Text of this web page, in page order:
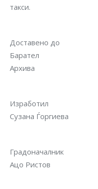
такси.
Доставено до
Барател
Архива
Изработил
Сузана Ѓоргиева
Градоначалник
Ацо Ристов